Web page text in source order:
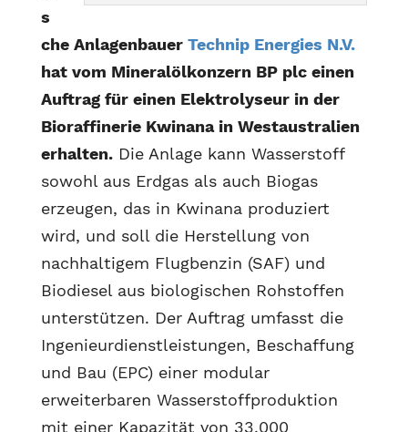
s
che Anlagenbauer Technip Energies N.V.
hat vom Mineralölkonzern BP plc einen
Auftrag für einen Elektrolyseur in der
Bioraffinerie Kwinana in Westaustralien
erhalten.Die Anlage kann Wasserstoff
sowohl aus Erdgas als auch Biogas
erzeugen, das in Kwinana produziert
wird, und soll die Herstellung von
nachhaltigem Flugbenzin (SAF) und
Biodiesel aus biologischen Rohstoffen
unterstützen. Der Auftrag umfasst die
Ingenieurdienstleistungen, Beschaffung
und Bau (EPC) einer modular
erweiterbaren Wasserstoffproduktion
mit einer Kapazität von 33.000